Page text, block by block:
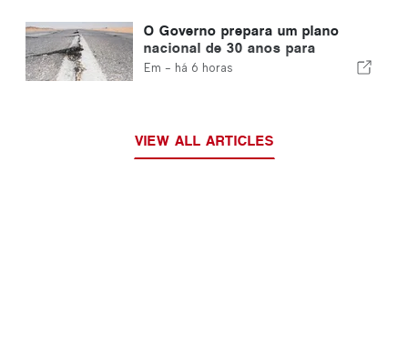
O Governo prepara um plano
nacional de 30 anos para
reforçar a resiliência de Portugal
Em - há 6 horas
VIEW ALL ARTICLES